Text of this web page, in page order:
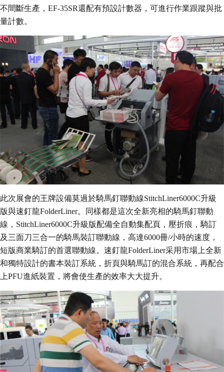
不間斷生產，EF-35SR還配有預設計數器，可進行作業跟蹤與批
量計數。
此次展會的王牌設備莫過於騎馬釘聯動線StitchLiner6000C升級
版與速釘龍FolderLiner。同樣都是這次全新亮相的騎馬釘聯動
線，StitchLiner6000C升級版配備全自動集配頁，壓折痕，騎訂
及三面刀三合一的騎馬裝訂聯動線，高達6000冊/小時的速度，
短版商業騎訂的首選聯動線。速釘龍FolderLiner采用市場上全新
和獨特設計的書本裝訂系統，折頁與騎馬訂的混合系統，再配合
上PFU進紙裝置，將會使生產的效率大大提升。